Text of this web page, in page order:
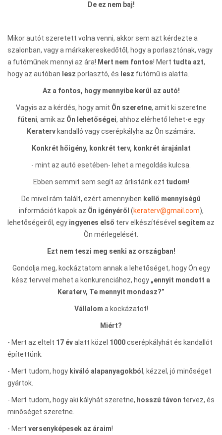
De ez nem baj!
Mikor autót szeretett volna venni, akkor sem azt kérdezte a
szalonban, vagy a márkakereskedőtől, hogy a porlasztónak, vagy
a futóműnek mennyi az ára! Mert nem fontos! Mert tudta azt,
hogy az autóban lesz porlasztó, és lesz futómű is alatta.
Az a fontos, hogy mennyibe kerül az autó!
Vagyis az a kérdés, hogy amit Ön szeretne, amit ki szeretne
fűteni, amik az Ön lehetőségei, ahhoz elérhető lehet-e egy
Keraterv kandalló vagy cserépkályha az Ön számára.
Konkrét hőigény, konkrét terv, konkrét árajánlat
- mint az autó esetében- lehet a megoldás kulcsa.
Ebben semmit sem segít az árlistánk ezt tudom!
De mivel rám talált, ezért amennyiben kellő mennyiségű
információt kapok az Ön igényéről (keraterv@gmail.com),
lehetőségeiről, egy ingyenes első terv elkészítésével segítem az
Ön mérlegelését.
Ezt nem teszi meg senki az országban!
Gondolja meg, kockáztatom annak a lehetőséget, hogy Ön egy
kész tervvel mehet a konkurenciához, hogy „ennyit mondott a
Keraterv, Te mennyit mondasz?”
Vállalom a kockázatot!
Miért?
- Mert az eltelt 17 évalatt közel 1000cserépkályhát és kandallót
építettünk.
- Mert tudom, hogy kiváló alapanyagokból , kézzel, jó minőséget
gyártok.
- Mert tudom, hogy aki kályhát szeretne, hosszú távon tervez, és
minőséget szeretne.
- Mert versenyképesek az áraim!